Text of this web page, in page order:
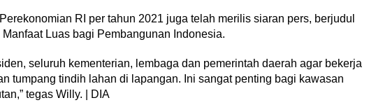
RI per tahun 2021 juga telah merilis siaran pers, berjudul
Luas bagi Pembangunan Indonesia.
seluruh kementerian, lembaga dan pemerintah daerah agar bekerja
tumpang tindih lahan di lapangan. Ini sangat penting bagi kawasan
tegas Willy. | DIA